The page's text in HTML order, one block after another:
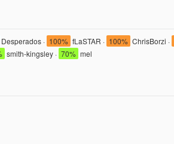
Desperados · 100% fLaSTAR · 100% ChrisBorzi ·
smith-kingsley · 70% mel